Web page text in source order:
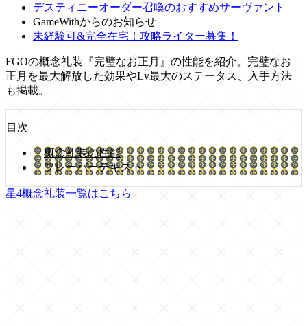
デスティニーオーダー召喚のおすすめサーヴァント
GameWithからのお知らせ
未経験可&完全在宅！攻略ライター募集！
FGOの概念礼装『完璧なお正月』の性能を紹介。完璧なお
正月を最大解放した効果やLv最大のステータス、入手方法
も掲載。
目次
概念礼装の性能
フレーバーテキスト
星4概念礼装一覧はこちら